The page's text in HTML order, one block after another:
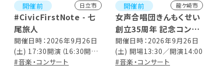
開催前 日立市
#CivicFirstNote - 七
尾旅人
開催日時：2026年9月26日
(土) 17:30開演（16:30開
場）
#音楽・コンサート
開催前 龍ケ崎市
女声合唱団きんもくせい
創立35周年 記念コンサ
ート
開催日時：2026年9月26日
(土) 開場13:30／開演14:00
#音楽・コンサート